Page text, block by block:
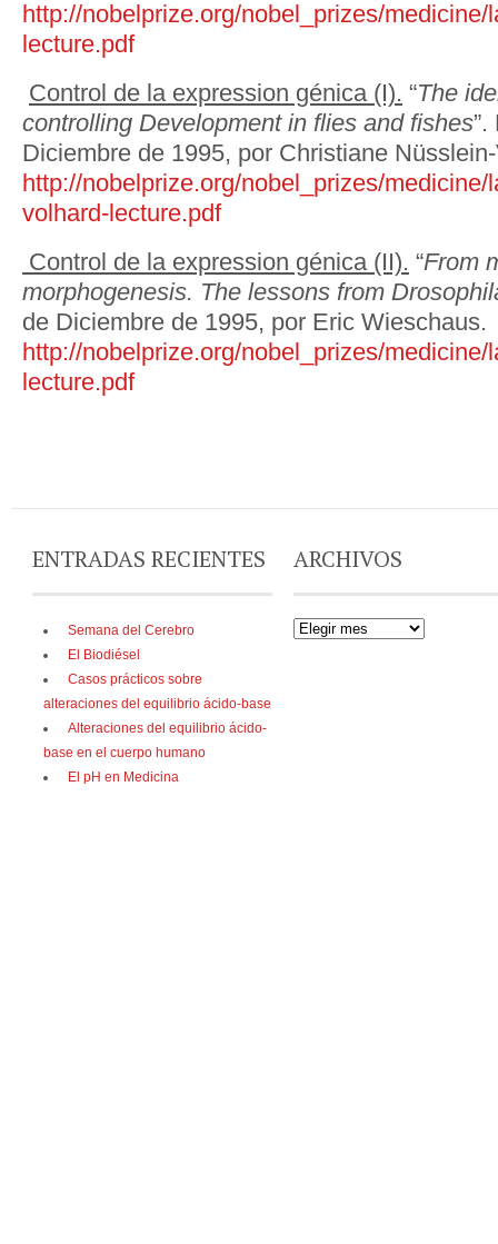
http://nobelprize.org/nobel_prizes/
lecture.pdf
Control de la expression génica (I). “The
controlling Development in flies and fishes
Diciembre de 1995, por Christiane
http://nobelprize.org/nobel_prizes/
volhard-lecture.pdf
Control de la expression génica (II). “From
morphogenesis. The lessons from
de Diciembre de 1995, por Eric Wieschaus.
http://nobelprize.org/nobel_prizes/
lecture.pdf
ENTRADAS RECIENTES
Semana del Cerebro
El Biodiésel
Casos prácticos sobre
alteraciones del equilibrio ácido-base
Alteraciones del equilibrio ácido-
base en el cuerpo humano
El pH en Medicina
ARCHIVOS